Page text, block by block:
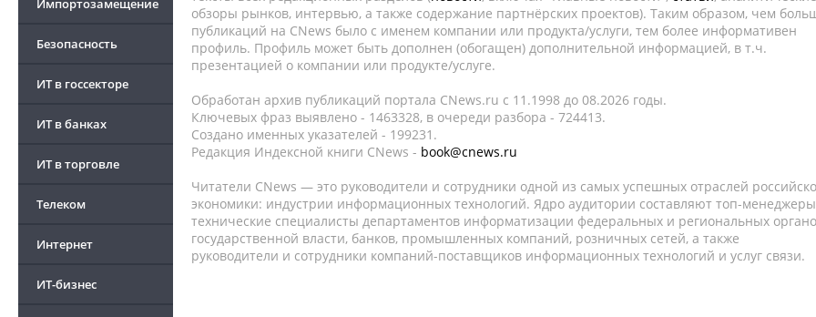
Импортозамещение
Безопасность
ИТ в госсекторе
ИТ в банках
ИТ в торговле
Телеком
Интернет
ИТ-бизнес
обзоры рынков, интервью, а также содержание партнёрских проектов). Таким образом, чем
публикаций на CNews было с именем компании или продукта/услуги, тем более информативен
профиль. Профиль может быть дополнен (обогащен) дополнительной информацией, в т.ч.
презентацией о компании или продукте/услуге.
Обработан архив публикаций портала CNews.ru c 11.1998 до 08.2026 годы.
Ключевых фраз выявлено - 1463328, в очереди разбора - 724413.
Создано именных указателей - 199231.
Редакция Индексной книги CNews - book@cnews.ru
Читатели CNews — это руководители и сотрудники одной из самых успешных отраслей
экономики: индустрии информационных технологий. Ядро аудитории составляют топ-
технические специалисты департаментов информатизации федеральных и региональных
государственной власти, банков, промышленных компаний, розничных сетей, а также
руководители и сотрудники компаний-поставщиков информационных технологий и услуг связи.